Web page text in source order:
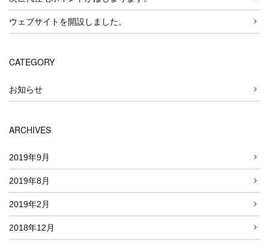
ウェブサイトを開設しました。
CATEGORY
お知らせ
ARCHIVES
2019年9月
2019年8月
2019年2月
2018年12月